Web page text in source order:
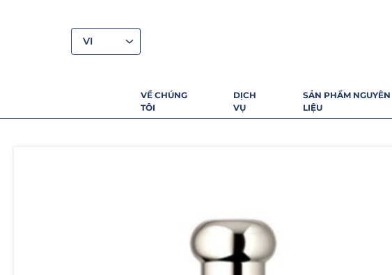
VI
VỀ CHÚNG
TÔI
DỊCH
VỤ
SẢN PHẨM NGUYÊN
LIỆU